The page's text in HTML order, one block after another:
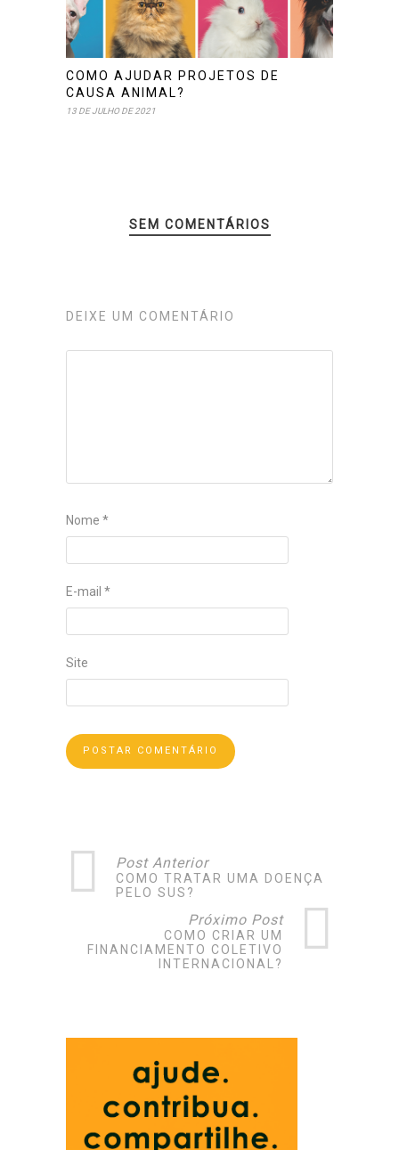
COMO AJUDAR PROJETOS DE
CAUSA ANIMAL?
13 DE JULHO DE 2021
SEM COMENTÁRIOS
DEIXE UM COMENTÁRIO
Nome *
E-mail *
Site
Post Anterior
COMO TRATAR UMA DOENÇA
PELO SUS?
Próximo Post
COMO CRIAR UM
FINANCIAMENTO COLETIVO
INTERNACIONAL?